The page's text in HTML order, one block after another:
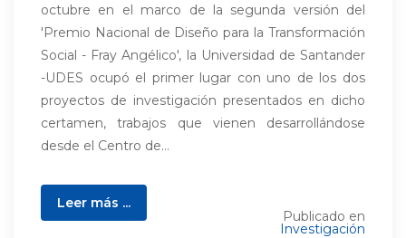
octubre en el marco de la segunda versión del
'Premio Nacional de Diseño para la Transformación
Social - Fray Angélico', la Universidad de Santander
-UDES ocupó el primer lugar con uno de los dos
proyectos de investigación presentados en dicho
certamen, trabajos que vienen desarrollándose
desde el Centro de...
Leer más ...
Publicado en
Investigación